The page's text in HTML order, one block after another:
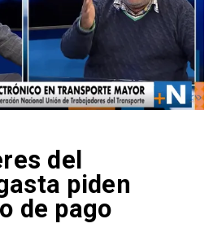
del
piden
de pago